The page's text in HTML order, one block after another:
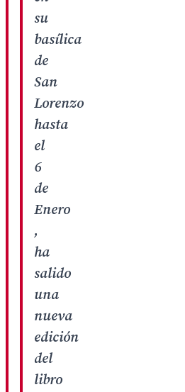
su
basílica
de
San
Lorenzo
hasta
el
6
de
Enero
,
ha
salido
una
nueva
edición
del
libro